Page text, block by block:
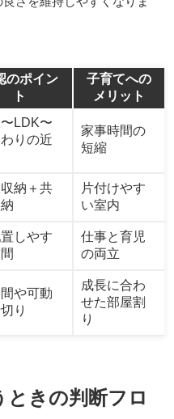
のポイン
ト
子育てへの
メリット
LDK〜
りの近
家事時間の
短縮
納＋共
片付けやす
い室内
しやす
仕事と育児
の両立
や可動
り
成長に合わ
せた部屋割
り
きの判断フロ